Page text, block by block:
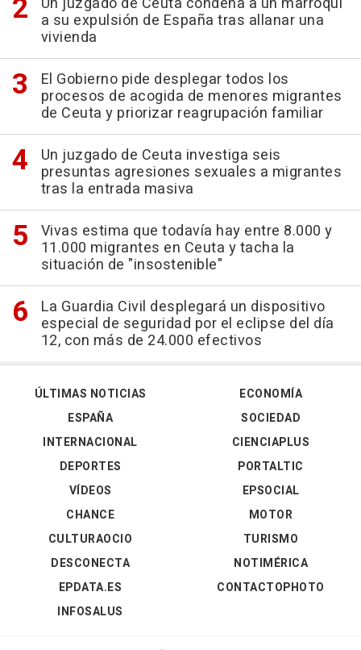
a su expulsión de España tras allanar una
vivienda
El Gobierno pide desplegar todos los
procesos de acogida de menores migrantes
de Ceuta y priorizar reagrupación familiar
Un juzgado de Ceuta investiga seis
presuntas agresiones sexuales a migrantes
tras la entrada masiva
Vivas estima que todavía hay entre 8.000 y
11.000 migrantes en Ceuta y tacha la
situación de "insostenible"
La Guardia Civil desplegará un dispositivo
especial de seguridad por el eclipse del día
12, con más de 24.000 efectivos
ÚLTIMAS NOTICIAS
ESPAÑA
INTERNACIONAL
DEPORTES
VÍDEOS
ECONOMÍA
SOCIEDAD
CIENCIAPLUS
PORTALTIC
EPSOCIAL
CHANCE
CULTURAOCIO
DESCONECTA
EPDATA.ES
INFOSALUS
MOTOR
TURISMO
NOTIMÉRICA
CONTACTOPHOTO